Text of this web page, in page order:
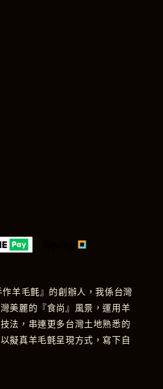
羊毛氈』的創辦人，我係台灣
美麗的『食尚』風景，運用羊
法，串連更多台灣土地熟悉的
擬真羊毛氈呈現方式，寫下自